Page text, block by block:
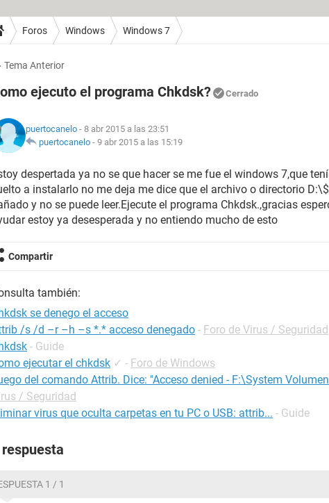
Foros Windows Windows 7
Tema Anterior
ejecuto el programa Chkdsk? Cerrado
puertocanelo - 8 abr 2015 a las 23:51
puertocanelo - 9 abr 2015 a las 15:19
despertada ya no se que hacer se me fue el windows 7,que
a instalarlo no me deja me dice que el archivo o directorio
y no se puede leer.Ejecute el programa Chkdsk.,gracias
estoy ya desesperada y no entiendo mucho de esto
Compartir
también:
se denego el acceso
/s /d –r –h –s *.* acceso denegado - Foro de Virus / Seguridad
- Guide
ejecutar el chkdsk ✓ - Foro de Windows
del comando Attrib. Dice: "Acceso denied - F:\System
/ Seguridad
virus que oculta carpetas en tu PC o USB: attrib... - Guide
respuesta
1 / 1